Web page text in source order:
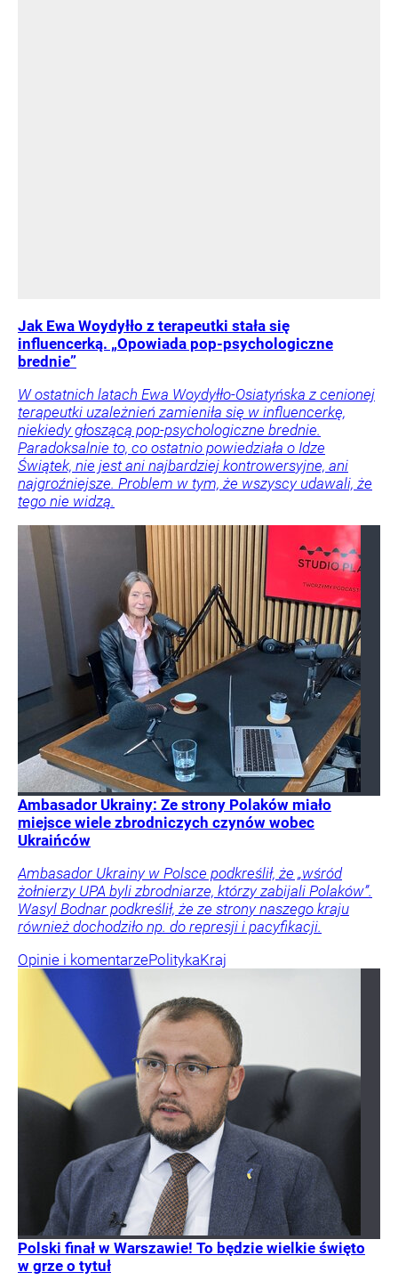
Jak Ewa Woydyłło z terapeutki stała się
influencerką. „Opowiada pop-psychologiczne
brednie”
W ostatnich latach Ewa Woydyłło-Osiatyńska z cenionej
terapeutki uzależnień zamieniła się w influencerkę,
niekiedy głoszącą pop-psychologiczne brednie.
Paradoksalnie to, co ostatnio powiedziała o Idze
Świątek, nie jest ani najbardziej kontrowersyjne, ani
najgroźniejsze. Problem w tym, że wszyscy udawali, że
tego nie widzą.
Ambasador Ukrainy: Ze strony Polaków miało
miejsce wiele zbrodniczych czynów wobec
Ukraińców
Ambasador Ukrainy w Polsce podkreślił, że „wśród
żołnierzy UPA byli zbrodniarze, którzy zabijali Polaków”.
Wasyl Bodnar podkreślił, że ze strony naszego kraju
również dochodziło np. do represji i pacyfikacji.
Opinie i komentarzePolitykaKraj
Polski finał w Warszawie! To będzie wielkie święto
w grze o tytuł